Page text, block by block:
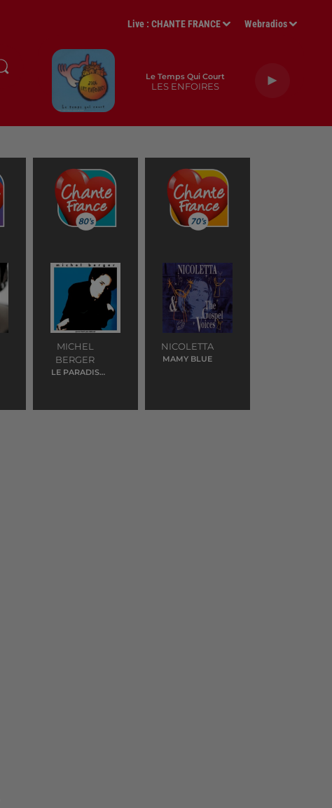
Live :CHANTE FRANCE Webradios
Le Temps Qui Court
LES ENFOIRES
MICHEL
BERGER
LE PARADIS
NICOLETTA
MAMY BLUE